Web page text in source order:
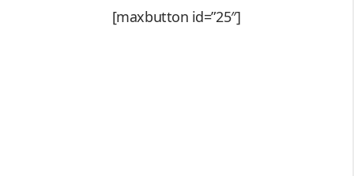
[maxbutton id=”25″]